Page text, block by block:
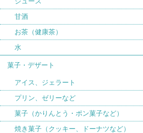
甘酒
お茶（健康茶）
水
菓子・デザート
アイス、ジェラート
プリン、ゼリーなど
菓子（かりんとう・ポン菓子など）
焼き菓子（クッキー、ドーナツなど）